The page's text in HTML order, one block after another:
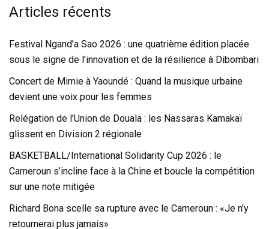
Articles récents
Festival Ngand’a Sao 2026 : une quatrième édition placée
sous le signe de l’innovation et de la résilience à Dibombari
Concert de Mimie à Yaoundé : Quand la musique urbaine
devient une voix pour les femmes
Relégation de l’Union de Douala : les Nassaras Kamakaï
glissent en Division 2 régionale
BASKETBALL/International Solidarity Cup 2026 : le
Cameroun s’incline face à la Chine et boucle la compétition
sur une note mitigée
Richard Bona scelle sa rupture avec le Cameroun : «Je n’y
retournerai plus jamais»